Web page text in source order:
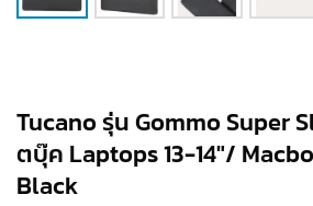
Tucano รุ่น Gommo Super
ตบุ๊ค Laptops 13-14″/
Black